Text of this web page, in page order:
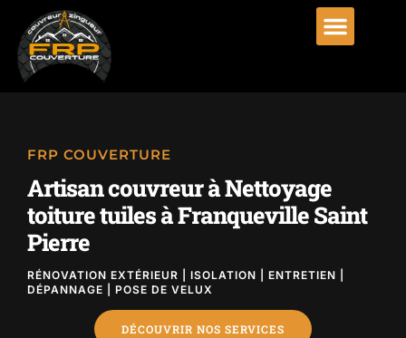
FRP COUVERTURE
Artisan couvreur à Nettoyage
toiture tuiles à Franqueville Saint
Pierre
RÉNOVATION EXTÉRIEUR | ISOLATION | ENTRETIEN |
DÉPANNAGE | POSE DE VELUX
DÉCOUVRIR NOS SERVICES